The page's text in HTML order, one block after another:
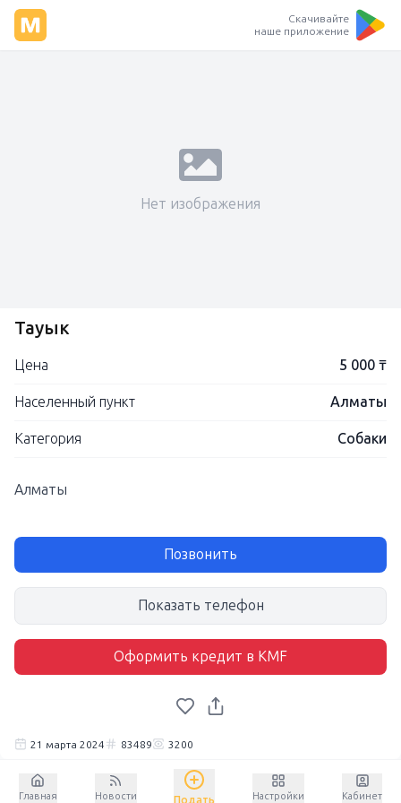
Скачивайте
наше приложение
Нет изображения
Тауык
Цена 5 000 ₸
Населенный пункт Алматы
Категория Собаки
Алматы
Позвонить
Показать телефон
Оформить кредит в KMF
21 марта 2024 83489 3200
Главная Новости Подать Настройки Кабинет